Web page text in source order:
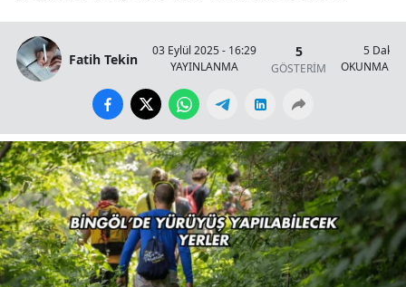
Fatih Tekin
03 Eylül 2025 - 16:29
YAYINLANMA
5
GÖSTERİM
5 Dakika
OKUNMA